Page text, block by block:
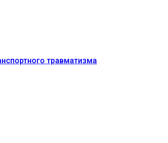
травматизма